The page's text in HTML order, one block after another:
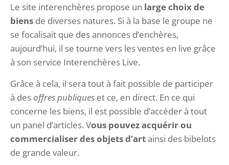
Le site interenchères propose un large choix de
biens de diverses natures. Si à la base le groupe ne
se focalisait que des annonces d’enchères,
aujourd’hui, il se tourne vers les ventes en live grâce
à son service Interenchères Live.
Grâce à cela, il sera tout à fait possible de participer
à des offres publiques et ce, en direct. En ce qui
concerne les biens, il est possible d’accéder à tout
un panel d’articles. Vous pouvez acquérir ou
commercialiser des objets d’artainsi des bibelots
de grande valeur.